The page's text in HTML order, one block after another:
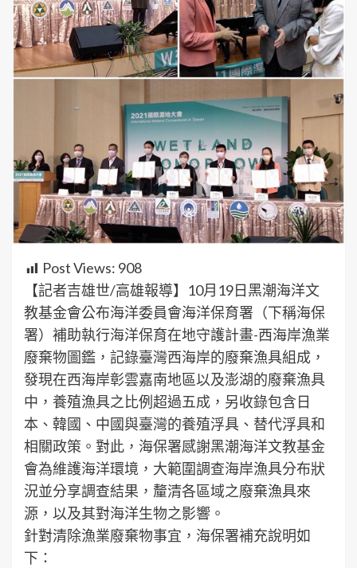
Post Views: 908
【記者吉雄世/高雄報導】10月19日黑潮海洋文
教基金會公布海洋委員會海洋保育署（下稱海保
署）補助執行海洋保育在地守護計畫-西海岸漁業
廢棄物圖鑑，記錄臺灣西海岸的廢棄漁具組成，
發現在西海岸彰雲嘉南地區以及澎湖的廢棄漁具
中，養殖漁具之比例超過五成，另收錄包含日
本、韓國、中國與臺灣的養殖浮具、替代浮具和
相關政策。對此，海保署感謝黑潮海洋文教基金
會為維護海洋環境，大範圍調查海岸漁具分布狀
況並分享調查結果，釐清各區域之廢棄漁具來
源，以及其對海洋生物之影響。
針對清除漁業廢棄物事宜，海保署補充說明如
下：